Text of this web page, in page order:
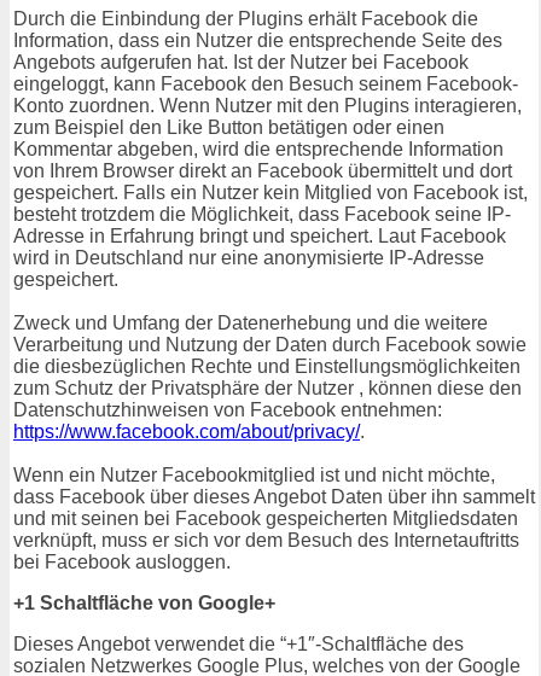
Durch die Einbindung der Plugins erhält Facebook die
Information, dass ein Nutzer die entsprechende Seite des
Angebots aufgerufen hat. Ist der Nutzer bei Facebook
eingeloggt, kann Facebook den Besuch seinem Facebook-
Konto zuordnen. Wenn Nutzer mit den Plugins interagieren,
zum Beispiel den Like Button betätigen oder einen
Kommentar abgeben, wird die entsprechende Information
von Ihrem Browser direkt an Facebook übermittelt und dort
gespeichert. Falls ein Nutzer kein Mitglied von Facebook ist,
besteht trotzdem die Möglichkeit, dass Facebook seine IP-
Adresse in Erfahrung bringt und speichert. Laut Facebook
wird in Deutschland nur eine anonymisierte IP-Adresse
gespeichert.
Zweck und Umfang der Datenerhebung und die weitere
Verarbeitung und Nutzung der Daten durch Facebook sowie
die diesbezüglichen Rechte und Einstellungsmöglichkeiten
zum Schutz der Privatsphäre der Nutzer , können diese den
Datenschutzhinweisen von Facebook entnehmen:
https://www.facebook.com/about/privacy/.
Wenn ein Nutzer Facebookmitglied ist und nicht möchte,
dass Facebook über dieses Angebot Daten über ihn sammelt
und mit seinen bei Facebook gespeicherten Mitgliedsdaten
verknüpft, muss er sich vor dem Besuch des Internetauftritts
bei Facebook ausloggen.
+1 Schaltfläche von Google+
Dieses Angebot verwendet die “+1″-Schaltfläche des
sozialen Netzwerkes Google Plus, welches von der Google